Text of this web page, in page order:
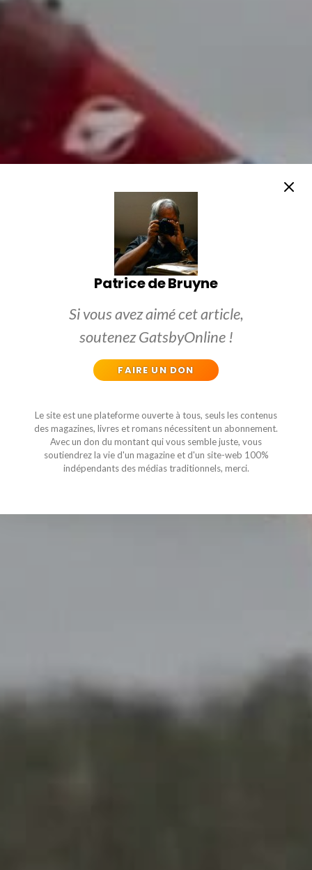
Patrice de Bruyne
Si vous avez aimé cet article,
soutenez GatsbyOnline !
FAIRE UN DON
Le site est une plateforme ouverte à tous, seuls les contenus
des magazines, livres et romans nécessitent un abonnement.
Avec un don du montant qui vous semble juste, vous
soutiendrez la vie d'un magazine et d'un site-web 100%
indépendants des médias traditionnels, merci.